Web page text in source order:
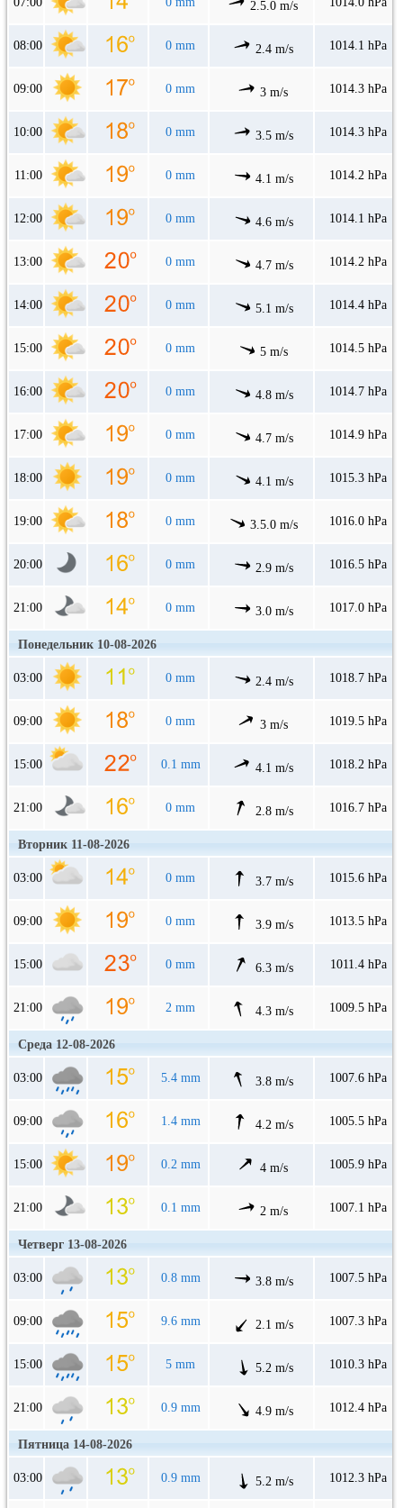
2.5.0 m/s
08:00 0 mm 2.4 m/s 1014.1 hPa
09:00 0 mm 3 m/s 1014.3 hPa
10:00 0 mm 3.5 m/s 1014.3 hPa
11:00 0 mm 4.1 m/s 1014.2 hPa
12:00 0 mm 4.6 m/s 1014.1 hPa
13:00 0 mm 4.7 m/s 1014.2 hPa
14:00 0 mm 5.1 m/s 1014.4 hPa
15:00 0 mm 5 m/s 1014.5 hPa
16:00 0 mm 4.8 m/s 1014.7 hPa
17:00 0 mm 4.7 m/s 1014.9 hPa
18:00 0 mm 4.1 m/s 1015.3 hPa
19:00 0 mm 3.5.0 m/s 1016.0 hPa
20:00 0 mm 2.9 m/s 1016.5 hPa
21:00 0 mm 3.0 m/s 1017.0 hPa
Понедельник 10-08-2026
03:00 0 mm 2.4 m/s 1018.7 hPa
09:00 0 mm 3 m/s 1019.5 hPa
15:00 0.1 mm 4.1 m/s 1018.2 hPa
21:00 0 mm 2.8 m/s 1016.7 hPa
Вторник 11-08-2026
03:00 0 mm 3.7 m/s 1015.6 hPa
09:00 0 mm 3.9 m/s 1013.5 hPa
15:00 0 mm 6.3 m/s 1011.4 hPa
21:00 2 mm 4.3 m/s 1009.5 hPa
Среда 12-08-2026
03:00 5.4 mm 3.8 m/s 1007.6 hPa
09:00 1.4 mm 4.2 m/s 1005.5 hPa
15:00 0.2 mm 4 m/s 1005.9 hPa
21:00 0.1 mm 2 m/s 1007.1 hPa
Четверг 13-08-2026
03:00 0.8 mm 3.8 m/s 1007.5 hPa
09:00 9.6 mm 2.1 m/s 1007.3 hPa
15:00 5 mm 5.2 m/s 1010.3 hPa
21:00 0.9 mm 4.9 m/s 1012.4 hPa
Пятница 14-08-2026
03:00 0.9 mm 5.2 m/s 1012.3 hPa